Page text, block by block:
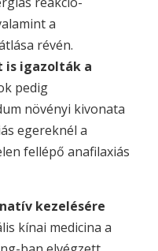
a
révén.
is igazolták a
pedig
növényi kivonata
egereknél a
fellépő anafilaxiás
kezelésére
kínai medicina a